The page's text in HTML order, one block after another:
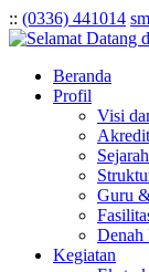
:: (0336) 441014
Beranda
Profil
Visi
Guru
Denah
Kegiatan